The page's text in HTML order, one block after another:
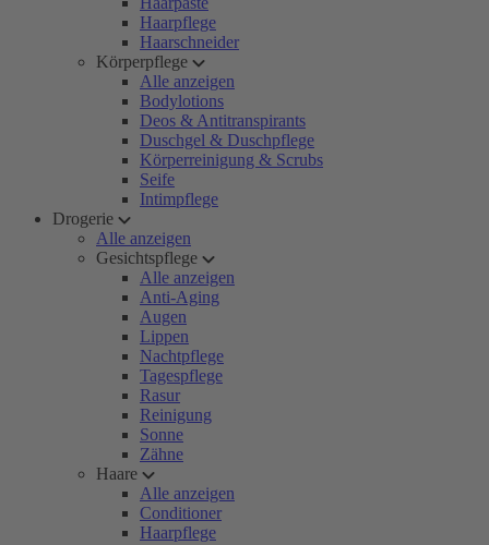
Haarpflege
Haarschneider
Körperpflege
Alle anzeigen
Bodylotions
Deos & Antitranspirants
Duschgel & Duschpflege
Körperreinigung & Scrubs
Seife
Intimpflege
Drogerie
Alle anzeigen
Gesichtspflege
Alle anzeigen
Anti-Aging
Augen
Lippen
Nachtpflege
Tagespflege
Rasur
Reinigung
Sonne
Zähne
Haare
Alle anzeigen
Conditioner
Haarpflege